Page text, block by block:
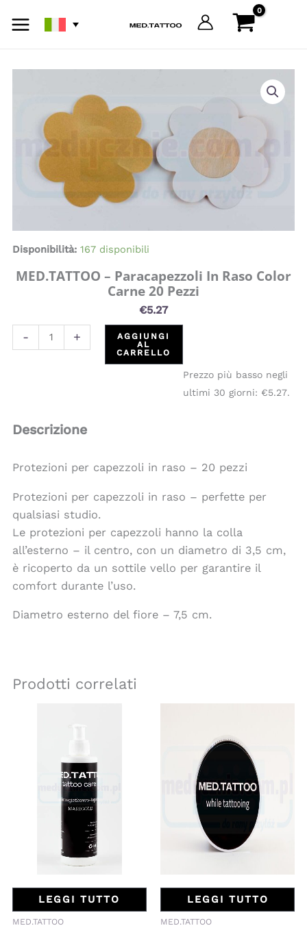
MED.TATTOO – Paracapezzoli In Raso Color
Carne 20 Pezzi
€5.27
Disponibilità: 167 disponibili
-
Paracapezzoli
+
AGGIUNGI
AL
CARRELLO
Prezzo più basso negli
ultimi 30 giorni: €5.27.
Descrizione
Protezioni per capezzoli in raso – 20 pezzi
Protezioni per capezzoli in raso – perfette per
qualsiasi studio.
Le protezioni per capezzoli hanno la colla
all’esterno – il centro, con un diametro di 3,5 cm,
è ricoperto da un sottile vello per garantire il
comfort durante l’uso.
Diametro esterno del fiore – 7,5 cm.
Prodotti correlati
LEGGI TUTTO
MED.TATTOO
LEGGI TUTTO
MED.TATTOO